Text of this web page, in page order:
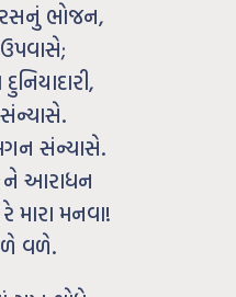
ભોજન,
સંન્યાસે.
આરાધન
મારા મનવા!
વળે.